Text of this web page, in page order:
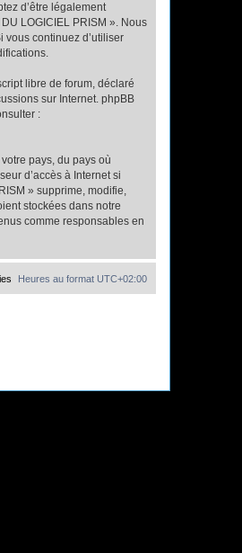
d’être légalement
LOGICIEL PRISM ». Nous
vous continuez d’utiliser
libre de forum, déclaré
sur Internet. phpBB
:
pays, du pays où
d’accès à Internet si
» supprime, modifie,
stockées dans notre
comme responsables en
Heures au format UTC+02:00